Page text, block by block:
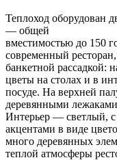
Теплоход оборудован
— общей
вместимостью до 150
современный
банкетной рассадкой:
цветы на столах и в
посуде. На верхней
деревянными
Интерьер — светлый,
акцентами в виде
много деревянных
теплой атмосферы